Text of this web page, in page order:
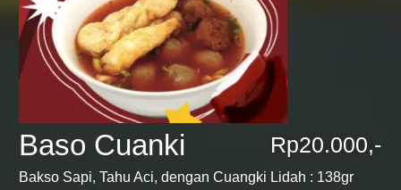
Baso Cuanki Rp20.000,-
Bakso Sapi, Tahu Aci, dengan Cuangki Lidah : 138gr